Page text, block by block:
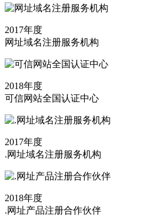
2017年度
网址域名注册服务机构
2018年度
可信网站全国认证中心
2017年度
.网址域名注册服务机构
2018年度
.网址产品注册合作伙伴